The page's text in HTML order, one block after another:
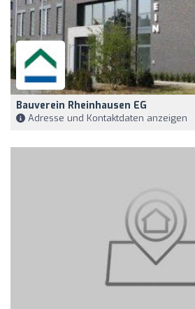
Bauverein Rheinhausen EG
Adresse und Kontaktdaten anzeigen